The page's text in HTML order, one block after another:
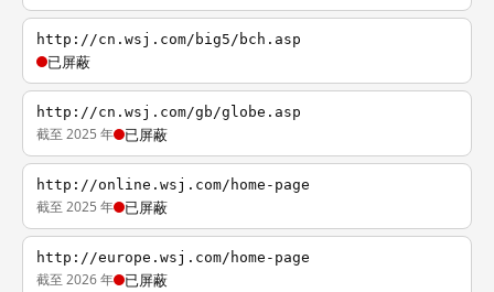
http://cn.wsj.com/big5/bch.asp
已屏蔽
http://cn.wsj.com/gb/globe.asp
截至 2025 年 已屏蔽
http://online.wsj.com/home-page
截至 2025 年 已屏蔽
http://europe.wsj.com/home-page
截至 2026 年 已屏蔽